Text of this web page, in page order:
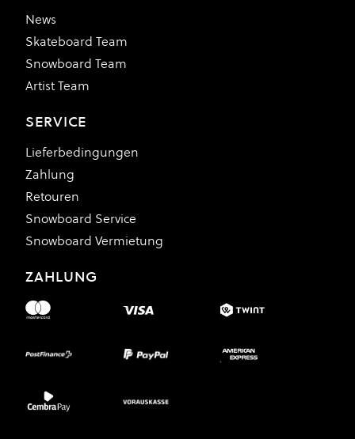
News
Skateboard Team
Snowboard Team
Artist Team
SERVICE
Lieferbedingungen
Zahlung
Retouren
Snowboard Service
Snowboard Vermietung
ZAHLUNG